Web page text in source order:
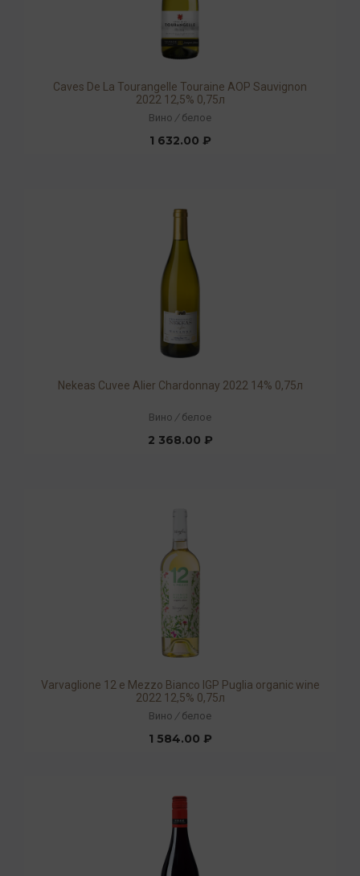
Caves De La Tourangelle Touraine AOP Sauvignon
2022 12,5% 0,75л
Вино / белое
1 632.00 ₽
Nekeas Cuvee Alier Chardonnay 2022 14% 0,75л
Вино / белое
2 368.00 ₽
Varvaglione 12 e Mezzo Bianco IGP Puglia organic wine
2022 12,5% 0,75л
Вино / белое
1 584.00 ₽